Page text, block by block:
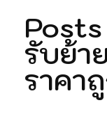
รับย้า
ราคา